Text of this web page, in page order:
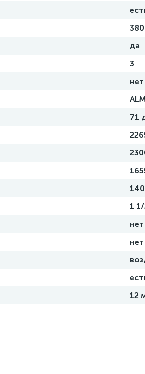
да
3
нет
71
1
нет
нет
12